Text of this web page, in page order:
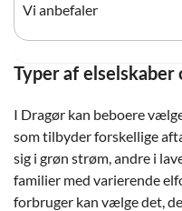
Vi anbefaler
Typer af
I Dragør kan beboere
som tilbyder forskellige
sig i grøn strøm, andre i
familier med varierende
forbruger kan vælge det,